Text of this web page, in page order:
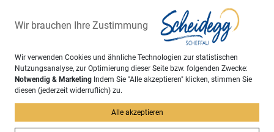
Geschäftsleitender
Beamter
Sachgebiet
Wir brauchen Ihre Zustimmung
Wir verwenden Cookies und ähnliche Technologien zur statistischen
Nutzungsanalyse, zur Optimierung dieser Seite bzw. folgenden Zwecke:
Notwendig & Marketing Indem Sie "Alle akzeptieren" klicken, stimmen Sie
diesen (jederzeit widerruflich) zu.
Alle akzeptieren